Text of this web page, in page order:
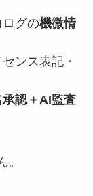
ログの機微情
ンス表記・
承認＋AI監査
。